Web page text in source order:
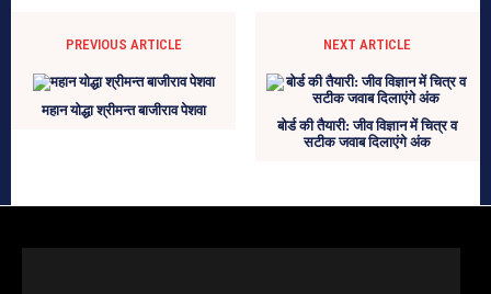
PREVIOUS ARTICLE
महान योद्धा श्रीमन्त बाजीराव पेशवा
NEXT ARTICLE
बोर्ड की तैयारी: जीव विज्ञान में चित्र व
सटीक जवाब दिलाएंगे अंक